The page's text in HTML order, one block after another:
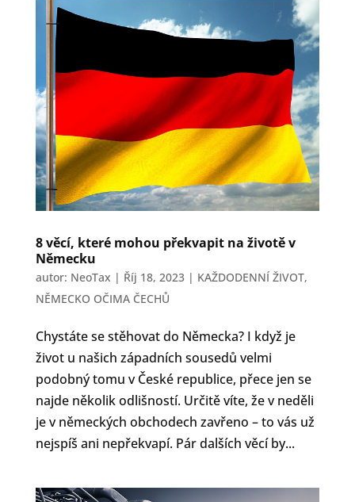
8 věcí, které mohou překvapit na životě v
Německu
autor: NeoTax | Říj 18, 2023| KAŽDODENNÍ ŽIVOT,
NĚMECKO OČIMA ČECHŮ
Chystáte se stěhovat do Německa? I když je
život u našich západních sousedů velmi
podobný tomu v České republice, přece jen se
najde několik odlišností. Určitě víte, že v neděli
je v německých obchodech zavřeno – to vás už
nejspíš ani nepřekvapí. Pár dalších věcí by...